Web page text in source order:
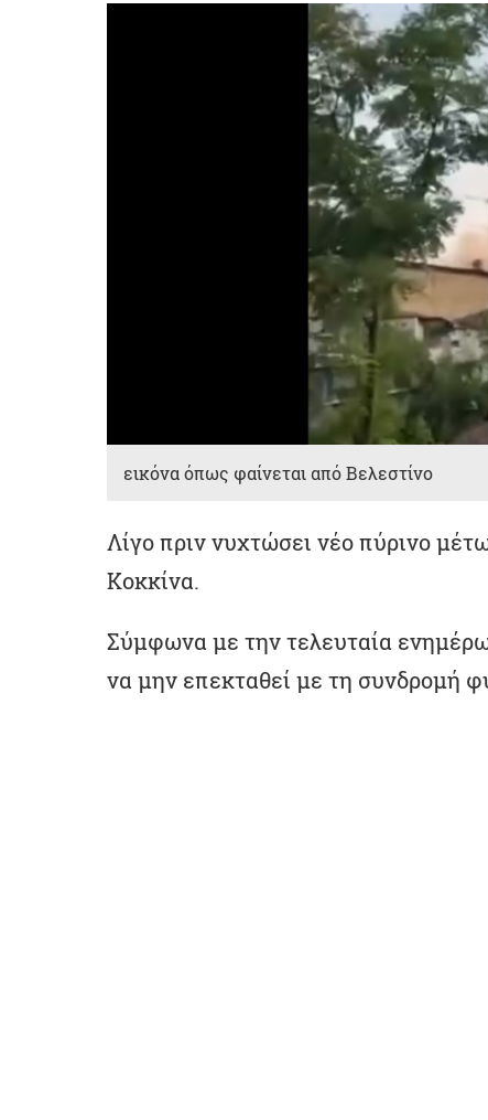
εικόνα όπως φαίνεται από Βελεστίνο
Λίγο πριν νυχτώσει νέο πύρινο
Κοκκίνα.
Σύμφωνα με την τελευταία
να μην επεκταθεί με τη συνδρομή